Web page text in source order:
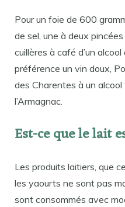
Pour un foie de 600
de sel, une à deux
cuillères à café d’un
préférence un vin doux,
des Charentes à un
l’Armagnac.
Est-ce que le lait
Les produits laitiers, que
les yaourts ne sont pas
sont consommés avec